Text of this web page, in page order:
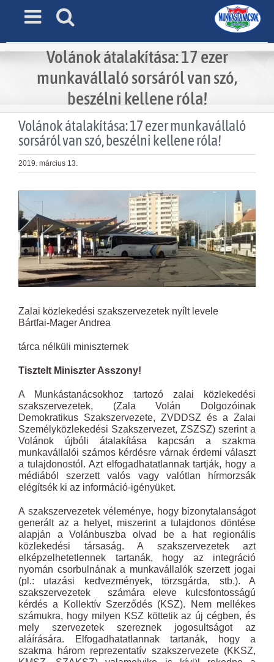
Volánok átalakítása: 17 ezer
munkavállaló sorsáról van szó,
beszélni kellene róla!
Volánok átalakítása: 17 ezer munkavállaló
sorsáról van szó, beszélni kellene róla!
2019. március 13.
View
Larger
Image
Zalai közlekedési szakszervezetek nyílt levele
Bártfai-Mager Andrea
tárca nélküli miniszternek
Tisztelt Miniszter Asszony!
A Munkástanácsokhoz tartozó zalai közlekedési
szakszervezetek, (Zala Volán Dolgozóinak
Demokratikus Szakszervezete, ZVDDSZ és a Zalai
Személyközlekedési Szakszervezet, ZSZSZ) szerint a
Volánok újbóli átalakítása kapcsán a szakma
munkavállalói számos kérdésre várnak érdemi választ
a tulajdonostól. Azt elfogadhatatlannak tartják, hogy a
médiából szerzett valós vagy valótlan hírmorzsák
elégítsék ki az információ-igényüket.
A szakszervezetek véleménye, hogy bizonytalanságot
generált az a helyet, miszerint a tulajdonos döntése
alapján a Volánbuszba olvad be a hat regionális
közlekedési társaság. A szakszervezetek azt
elképzelhetetlennek tartanák, hogy az integráció
nyomán csorbulnának a munkavállalók szerzett jogai
(pl.: utazási kedvezmények, törzsgárda, stb.). A
szakszervezetek számára eleve kulcsfontosságú
kérdés a Kollektív Szerződés (KSZ). Nem mellékes
számukra, hogy milyen KSZ köttetik az új cégben, és
mely szervezetek szereznek jogosultságot az
aláírására. Elfogadhatatlannak tartanák, hogy a
szakma három reprezentatív szakszervezete (KKSZ,